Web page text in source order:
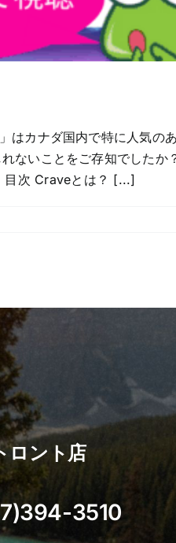
カナダ国内で特に人気の
いことをご存知でしたか
目次 Craveとは？ [...]
ロント店
3510